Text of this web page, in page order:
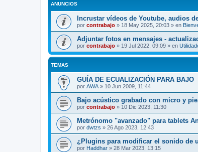
ANUNCIOS
Incrustar vídeos de Youtube, audios
por contrabajo » 18 May 2025, 20:03 » en
Adjuntar fotos en mensajes -
por contrabajo » 19 Jul 2022, 09:09 » en
TEMAS
GUÍA DE ECUALIZACIÓN PARA BAJO
por AWA » 10 Jun 2009, 11:44
Bajo acústico grabado con micro y
por contrabajo » 10 Dic 2023, 11:30
Metrónomo "avanzado" para tablets
por dwtzs » 26 Ago 2023, 12:43
¿Plugins para modificar el sonido de
por Haddhar » 28 Mar 2023, 13:15